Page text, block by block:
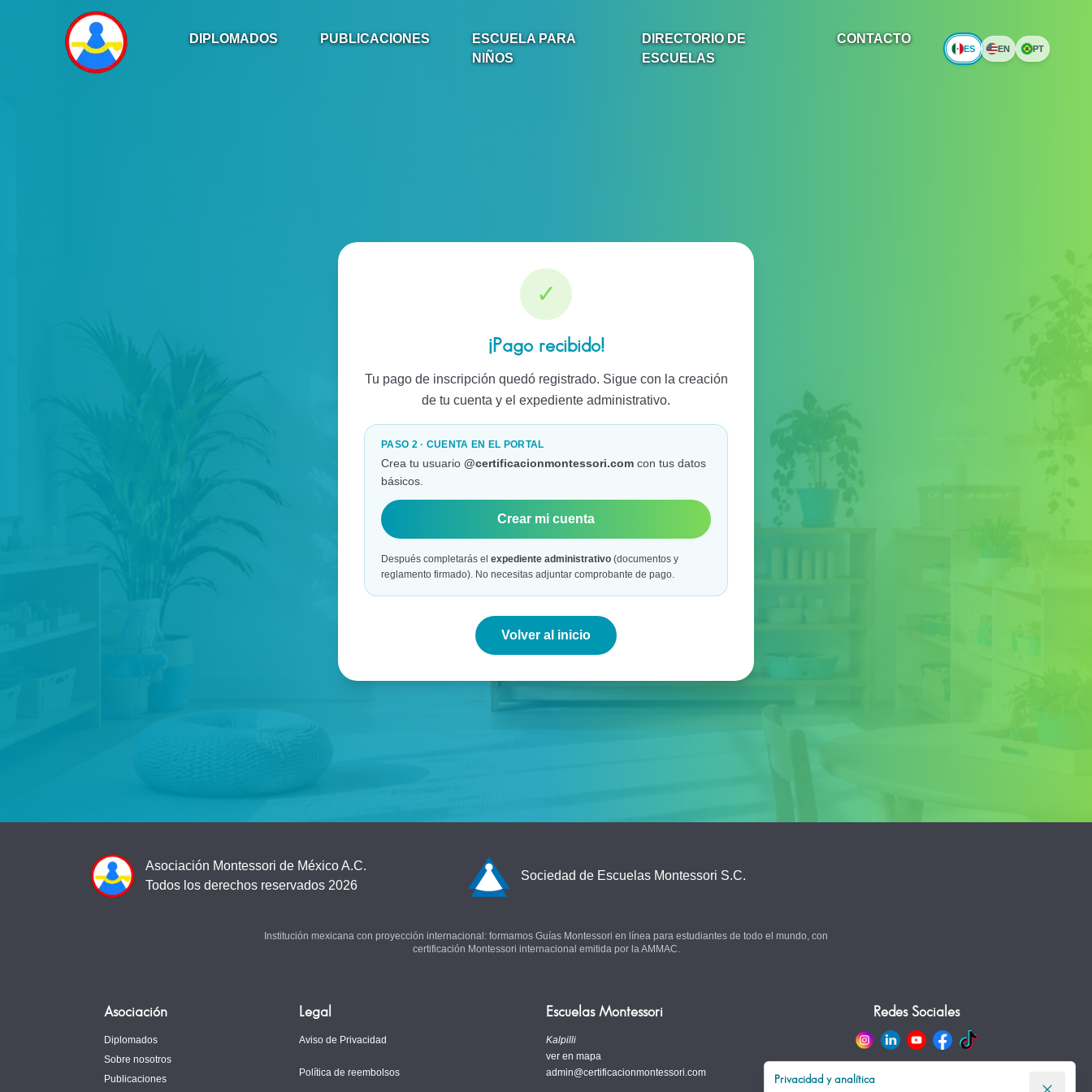
DIPLOMADOS PUBLICACIONES
ESCUELA PARA
NIÑOS
DIRECTORIO DE
ESCUELAS
CONTACTO
ES EN PT
✓
¡Pago recibido!
Tu pago de inscripción quedó registrado. Sigue con la creación
de tu cuenta y el expediente administrativo.
PASO 2 · CUENTA EN EL PORTAL
Crea tu usuario @certificacionmontessori.com con tus datos
básicos.
Crear mi cuenta
Después completarás el expediente administrativo (documentos y
reglamento firmado). No necesitas adjuntar comprobante de pago.
Volver al inicio
Asociación Montessori de México A.C.
Todos los derechos reservados 2026
Sociedad de Escuelas Montessori S.C.
Institución mexicana con proyección internacional: formamos Guías Montessori en línea para estudiantes de todo el mundo, con
certificación Montessori internacional emitida por la AMMAC.
Asociación
Diplomados
Sobre nosotros
Publicaciones
Legal
Aviso de Privacidad
Política de reembolsos
Escuelas Montessori
Kalpilli
ver en mapa
admin@certificacionmontessori.com
Redes Sociales
Privacidad y analítica